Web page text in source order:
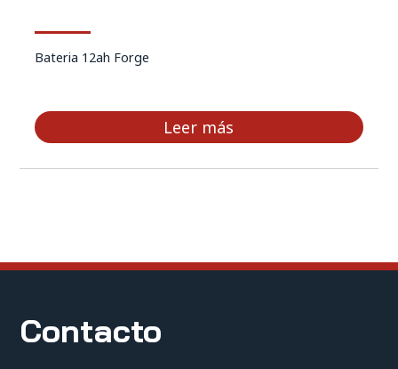
Bateria 12ah Forge
Leer más
Contacto